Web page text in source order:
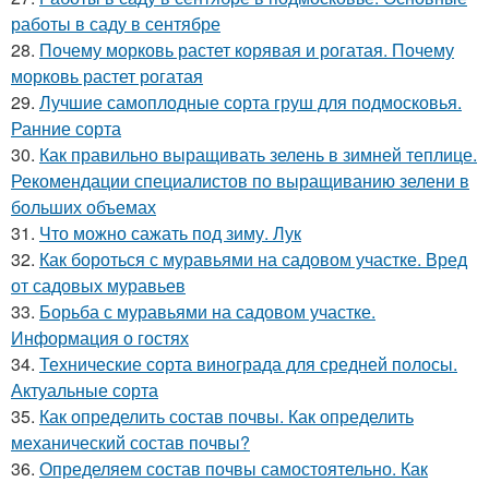
работы в саду в сентябре
28. Почему морковь растет корявая и рогатая. Почему
морковь растет рогатая
29. Лучшие самоплодные сорта груш для подмосковья.
Ранние сорта
30. Как правильно выращивать зелень в зимней теплице.
Рекомендации специалистов по выращиванию зелени в
больших объемах
31. Что можно сажать под зиму. Лук
32. Как бороться с муравьями на садовом участке. Вред
от садовых муравьев
33. Борьба с муравьями на садовом участке.
Информация о гостях
34. Технические сорта винограда для средней полосы.
Актуальные сорта
35. Как определить состав почвы. Как определить
механический состав почвы?
36. Определяем состав почвы самостоятельно. Как